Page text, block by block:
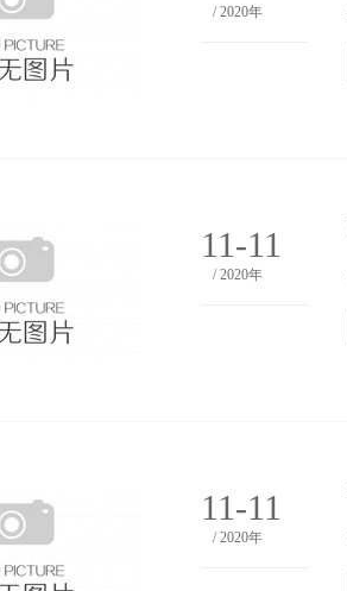
/ 2020年
11-11
/ 2020年
11-11
/ 2020年